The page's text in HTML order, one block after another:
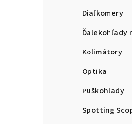
Diaľkomery
Ďalekohľady
Kolimátory
Optika
Puškohľady
Spotting